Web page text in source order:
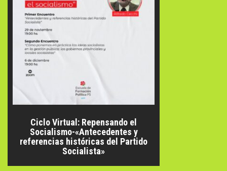
Ciclo Virtual: Repensando el
Socialismo-«Antecedentes y
referencias históricas del Partido
Socialista»